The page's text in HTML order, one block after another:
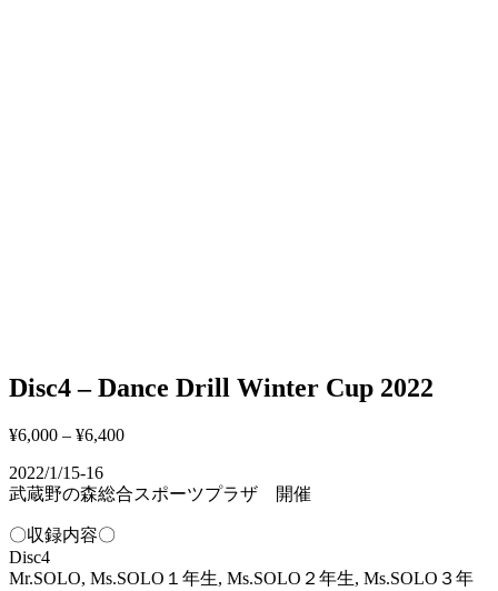
Disc4 – Dance Drill Winter Cup 2022
¥6,000 – ¥6,400
2022/1/15-16
武蔵野の森総合スポーツプラザ 開催
〇収録内容〇
Disc4
Mr.SOLO, Ms.SOLO１年生, Ms.SOLO２年生, Ms.SOLO３年